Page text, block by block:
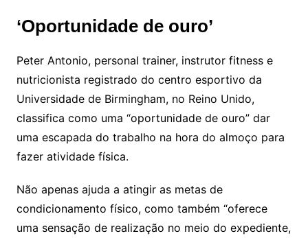
‘Oportunidade de ouro’
Peter Antonio, personal trainer, instrutor fitness e
nutricionista registrado do centro esportivo da
Universidade de Birmingham, no Reino Unido,
classifica como uma “oportunidade de ouro” dar
uma escapada do trabalho na hora do almoço para
fazer atividade física.
Não apenas ajuda a atingir as metas de
condicionamento físico, como também “oferece
uma sensação de realização no meio do expediente,